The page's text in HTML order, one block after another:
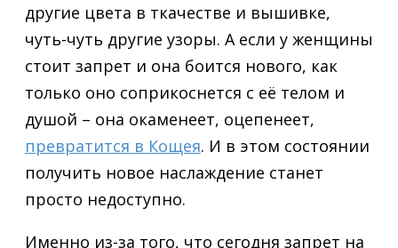
другие цвета в ткачестве и вышивке,
чуть-чуть другие узоры. А если у женщины
стоит запрет и она боится нового, как
только оно соприкоснется с её телом и
душой – она окаменеет, оцепенеет,
превратится в Кощея. И в этом состоянии
получить новое наслаждение станет
просто недоступно.
Именно из-за того, что сегодня запрет на